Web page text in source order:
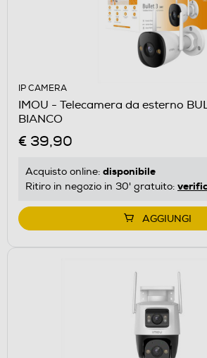
IP CAMERA
IMOU - Telecamera da esterno
BIANCO
€ 39,90
Acquisto online: disponibile
Ritiro in negozio in 30' gratuito:
AGGIUNGI